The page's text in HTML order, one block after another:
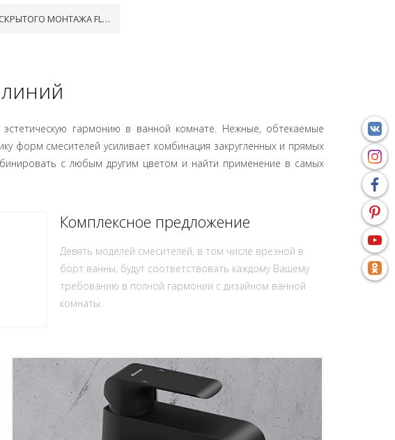
СМЕСИТЕЛИ СКРЫТОГО МОНТАЖА FLAT BLACK
гармонию в ванной комнате. Нежные, обтекаемые
форм смесителей усиливает комбинация закругленных и прямых
с любым другим цветом и найти применение в самых
Комплексное предложение
Девять моделей смесителей, в том числе врезной в
борт ванны, будут соответствовать каждому Вашему
требованию в полной гармонии с дизайном ванной
комнаты.